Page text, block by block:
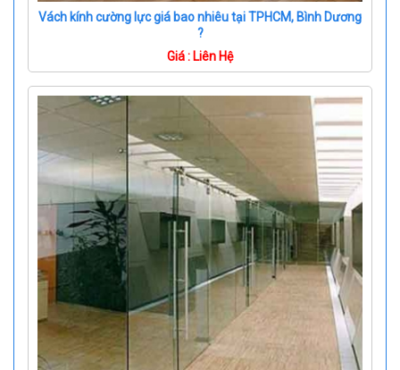
Vách kính cường lực giá bao nhiêu tại TPHCM, Bình Dương
?
Giá : Liên Hệ